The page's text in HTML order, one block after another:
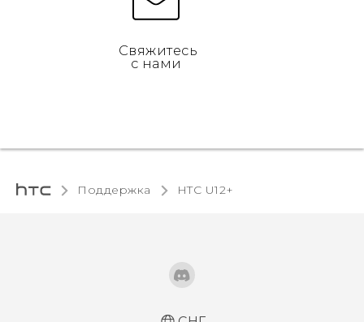
Свяжитесь
с нами
Поддержка HTC U12+‎